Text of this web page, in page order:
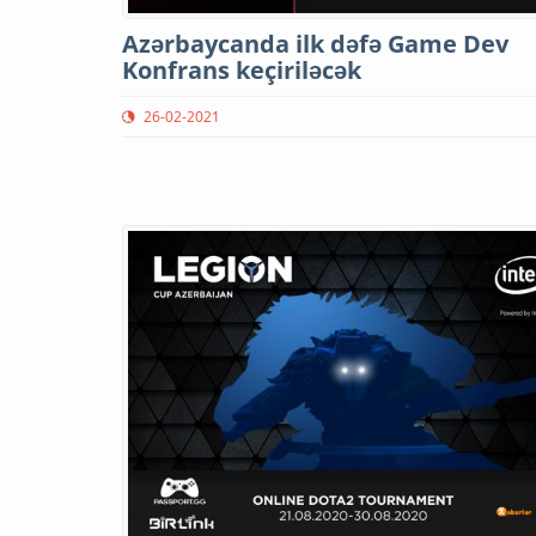
Azərbaycanda ilk dəfə Game Dev
Konfrans keçiriləcək
26-02-2021